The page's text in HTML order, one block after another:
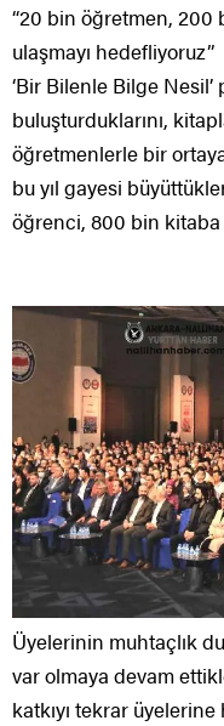
“20 bin öğretmen,
ulaşmayı hedefliyoruz”
‘Bir Bilenle Bilge
buluşturduklarını,
öğretmenlerle bir
bu yıl gayesi
öğrenci, 800 bin
Üyelerinin muhtaçlık
var olmaya devam
katkıyı tekrar